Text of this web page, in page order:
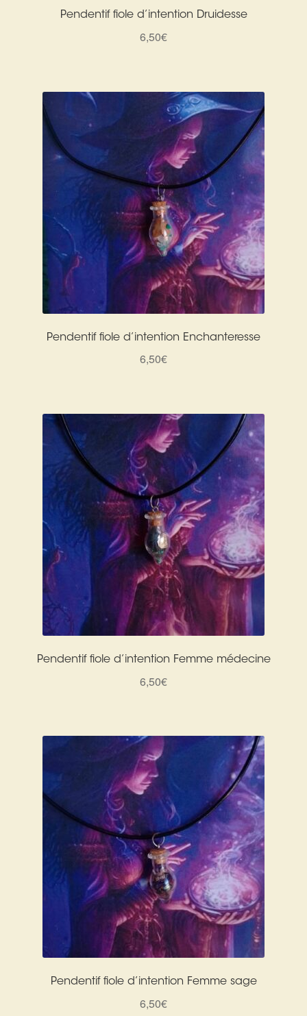
Pendentif fiole d’intention Druidesse
6,50€
Pendentif fiole d’intention Enchanteresse
6,50€
Pendentif fiole d’intention Femme médecine
6,50€
Pendentif fiole d’intention Femme sage
6,50€